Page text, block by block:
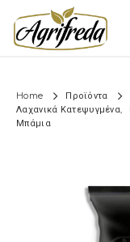
Home
Προϊόντα
Λαχανικά Κατεψυγμένα
Μπάμια